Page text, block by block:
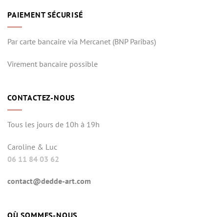
PAIEMENT SÉCURISÉ
Par carte bancaire via Mercanet (BNP Paribas)
Virement bancaire possible
CONTACTEZ-NOUS
Tous les jours de 10h à 19h
Caroline & Luc
06 11 84 03 62
contact@dedde-art.com